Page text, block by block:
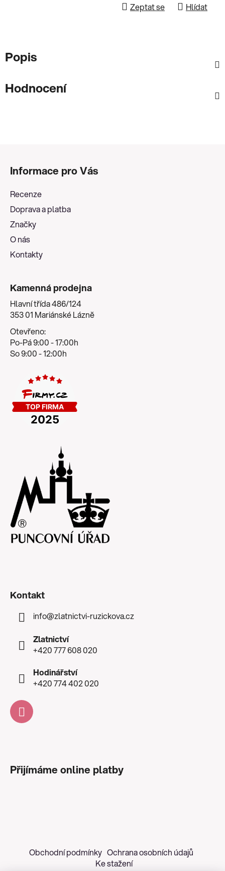
Zeptat se Hlídat
Popis
Hodnocení
Informace pro Vás
Recenze
Doprava a platba
Značky
O nás
Kontakty
Kamenná prodejna
Hlavní třída 486/124
353 01 Mariánské Lázně
Otevřeno:
Po-Pá 9:00 - 17:00h
So 9:00 - 12:00h
Kontakt
info@zlatnictvi-ruzickova.cz
Zlatnictví
+420 777 608 020
Hodinářství
+420 774 402 020
Přijímáme online platby
Obchodní podmínky Ochrana osobních údajů
Ke stažení